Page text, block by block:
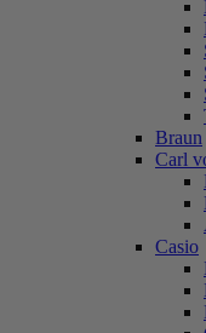
Braun
Carl
Casio